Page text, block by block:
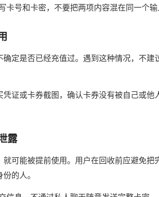
卡号和卡密，不要把两项内容混在同一个输
定是否已经充值过。遇到这种情况，不
证或卡券截图，确认卡券没有被自己或
露
可能被提前使用。用户在回收前应避免
的人。